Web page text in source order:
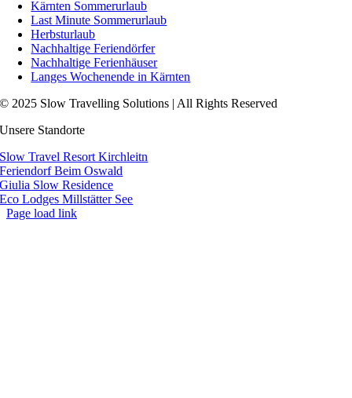
Kärnten Sommerurlaub
Last Minute Sommerurlaub
Herbsturlaub
Nachhaltige Feriendörfer
Nachhaltige Ferienhäuser
Langes Wochenende in Kärnten
© 2025 Slow Travelling Solutions | All Rights Reserved
Unsere Standorte
Slow Travel Resort Kirchleitn
Feriendorf Beim Oswald
Giulia Slow Residence
Eco Lodges Millstätter See
Page load link